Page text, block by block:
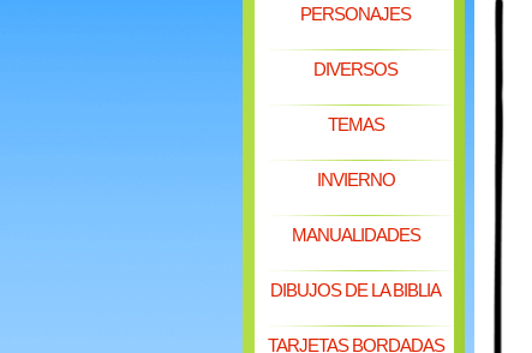
PERSONAJES
DIVERSOS
TEMAS
INVIERNO
MANUALIDADES
DIBUJOS DE LA BIBLIA
TARJETAS BORDADAS